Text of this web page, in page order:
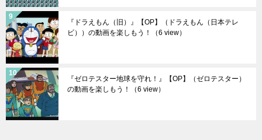
『ドラえもん（旧）』【OP】（ドラえもん（日本テレ
ビ））の動画を楽しもう！
（6 view）
『ゼロテスター地球を守れ！』【OP】（ゼロテスター）
の動画を楽しもう！
（6 view）